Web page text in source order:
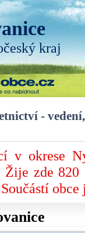
kraj
-
v okrese
Žije zde